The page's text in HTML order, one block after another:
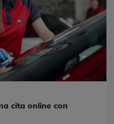
cita online con